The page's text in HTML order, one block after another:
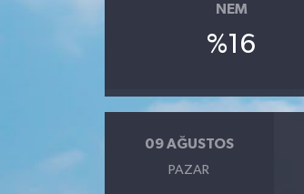
NEM
%16
09 AĞUSTOS
PAZAR